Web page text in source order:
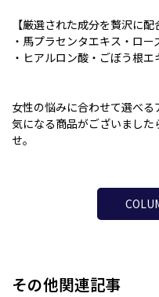
【厳選された成分を贅沢に配
・馬プラセンタエキス・ロ
・ヒアルロン酸・ごぼう根エ
女性の悩みに合わせて選べる
気になる商品がございまし
せ。
その他関連記事